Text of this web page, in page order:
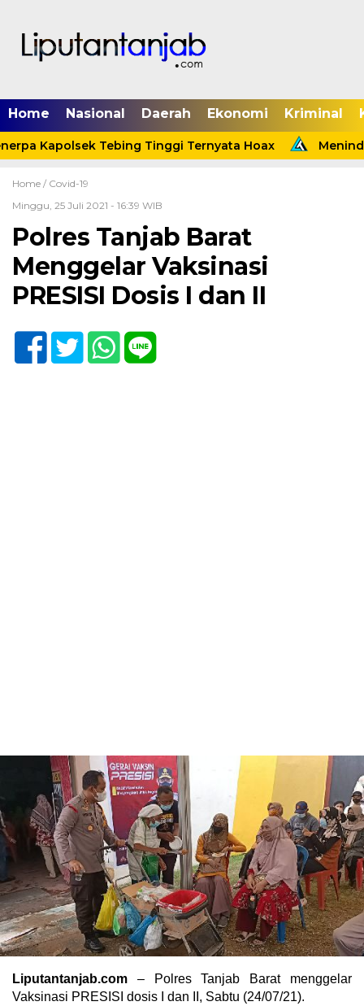
Home Nasional Daerah Ekonomi Kriminal
Kapolsek Tebing Tinggi Ternyata Hoax
Home / Covid-19
Minggu, 25 Juli 2021 - 16:39 WIB
Polres Tanjab Barat
Menggelar Vaksinasi
PRESISI Dosis I dan II
Liputantanjab.com – Polres Tanjab Barat menggelar
Vaksinasi PRESISI dosis I dan II, Sabtu (24/07/21).